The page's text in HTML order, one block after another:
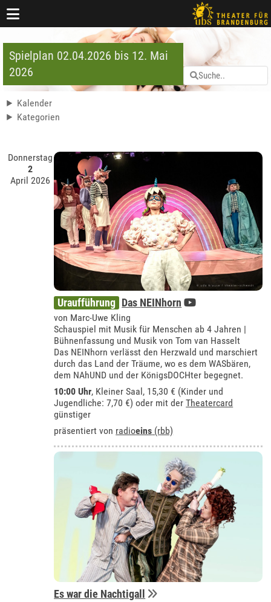
Spielplan 02.04.2026 bis 12. Mai
2026
Kalender
Kategorien
Donnerstag
2
April 2026
Uraufführung Das NEINhorn
von Marc-Uwe Kling
Schauspiel mit Musik für Menschen ab 4 Jahren |
Bühnenfassung und Musik von Tom van Hasselt
Das NEINhorn verlässt den Herzwald und marschiert
durch das Land der Träume, wo es dem WASbären,
dem NAhUND und der KönigsDOCHter begegnet.
10:00 Uhr, Kleiner Saal, 15,30 € (Kinder und
Jugendliche: 7,70 €) oder mit derTheatercard
günstiger
präsentiert von radioeins (rbb)
Es war die Nachtigall